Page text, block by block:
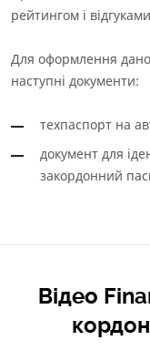
рейтингом і
Для оформлення
наступні документи:
техпаспорт на
документ для
закордонний
Відео